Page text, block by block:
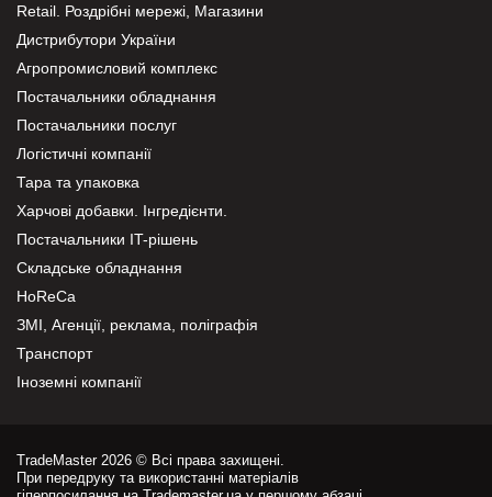
Retail. Роздрібні мережі, Магазини
Дистрибутори України
Агропромисловий комплекс
Постачальники обладнання
Постачальники послуг
Логістичні компанії
Тара та упаковка
Харчові добавки. Інгредієнти.
Постачальники IT-рішень
Складське обладнання
HoReCa
ЗМІ, Агенції, реклама, поліграфія
Транспорт
Іноземні компанії
TradeMaster 2026 © Всі права захищені.
При передруку та використанні матеріалів